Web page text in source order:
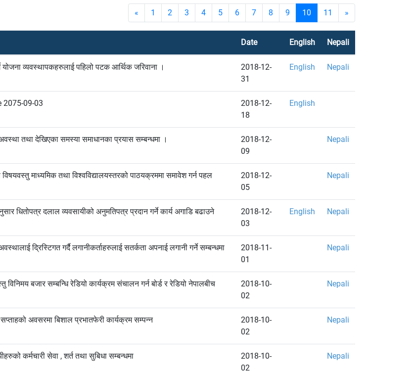
« 1 2 3 4 5 6 7 8 9 10 11 »
Date English Nepali
योजना व्यवस्थापकहरुलाई पहिलो पटक आर्थिक जरिवाना ।
2018-12-
31
English Nepali
2075-09-03
2018-12-
18
English
तथा देखिएका समस्या समाधानका प्रयास सम्बन्धमा ।
2018-12-
09
Nepali
विषयवस्तु माध्यमिक तथा विश्वविद्यालयस्तरको पाठयक्रममा समावेश गर्न पहल
2018-12-
05
Nepali
धितोपत्र दलाल व्यवसायीको अनुमतिपत्र प्रदान गर्ने कार्य अगाडि बढाउने
2018-12-
03
English Nepali
द्रिस्टिगत गर्दै लगानीकर्ताहरुलाई सतर्कता अपनाई लगानी गर्ने सम्बन्धमा
2018-11-
01
Nepali
विनिमय बजार सम्बन्धि रेडियो कार्यक्रम संचालन गर्न बोर्ड र रेडियो नेपालबीच
2018-10-
02
Nepali
सप्ताहको अवसरमा बिशाल प्रभातफेरी कार्यक्रम सम्पन्न
2018-10-
02
Nepali
कर्मचारी सेवा , शर्त तथा सुबिधा सम्बन्धमा
2018-10-
02
Nepali